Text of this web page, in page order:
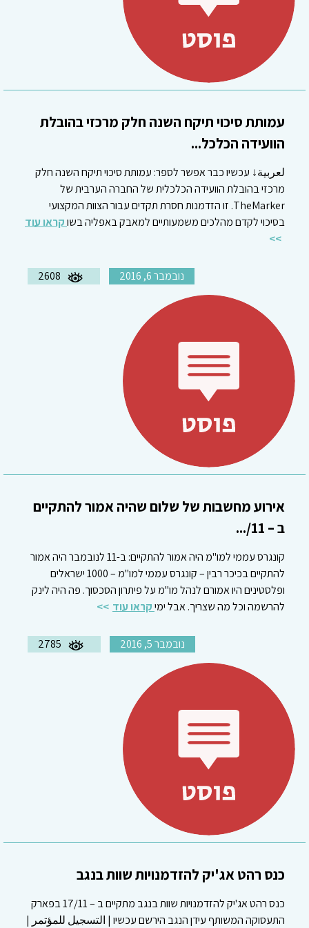
עמותת סיכוי תיקח השנה חלק מרכזי בהובלת
הוועידה הכלכל...
لعربية↓ עכשיו כבר אפשר לספר: עמותת סיכוי תיקח השנה חלק
מרכזי בהובלת הוועידה הכלכלית של החברה הערבית של
TheMarker. זו הזדמנות חסרת תקדים עבור הצוות המקצועי
בסיכוי לקדם מהלכים משמעותיים למאבק באפליה בשוקראו עוד
נובמבר 6, 2016 2608
אירוע מחשבות של שלום שהיה אמור להתקיים
ב – 11/...
קונגרס עממי למו"מ היה אמור להתקיים: ב-11 לנובמבר היה אמור
להתקיים בכיכר רבין – קונגרס עממי למו"מ – 1000 ישראלים
ופלסטינים היו אמורם לנהל מו"מ על פיתרון הסכסוך. פה היה לינק
להרשמה וכל מה שצריך. אבל ימיקראו עוד
נובמבר 5, 2016 2785
כנס רהט אג'יק להזדמנויות שוות בנגב
כנס רהט אג'יק להזדמנויות שוות בנגב מתקיים ב – 17/11 בפארק
התעסוקה המשותף עידן הנגב הירשם עכשיו | التسجيل للمؤتمر |